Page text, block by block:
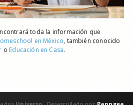
toda la información que
en México, también conocido
o Educación en Casa.